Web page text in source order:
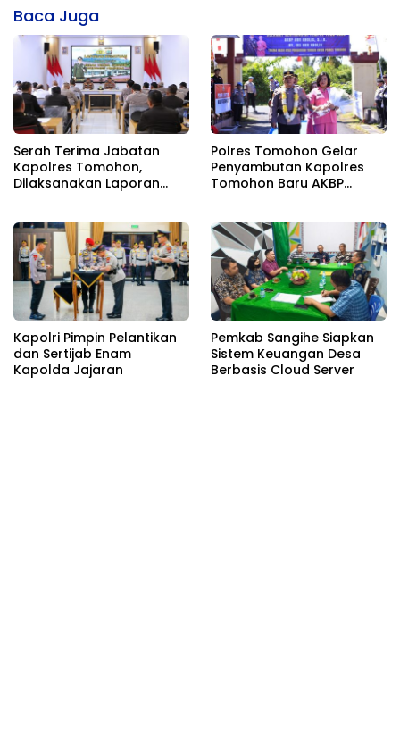
Baca Juga
Serah Terima Jabatan
Kapolres Tomohon,
Dilaksanakan Laporan
Wilayah Hukum Polres
Tomohon
Polres Tomohon Gelar
Penyambutan Kapolres
Tomohon Baru AKBP
Kapolri Pimpin Pelantikan
dan Sertijab Enam
Kapolda Jajaran
Pemkab Sangihe Siapkan
Sistem Keuangan Desa
Berbasis Cloud Server